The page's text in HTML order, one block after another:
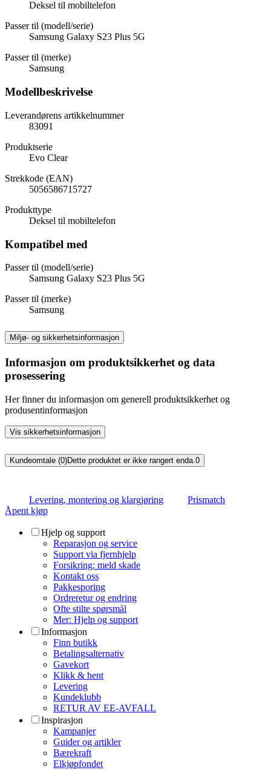
Deksel til mobiltelefon
Passer til (modell/serie)
Samsung Galaxy S23 Plus 5G
Passer til (merke)
Samsung
Modellbeskrivelse
Leverandørens artikkelnummer
83091
Produktserie
Evo Clear
Strekkode (EAN)
5056586715727
Produkttype
Deksel til mobiltelefon
Kompatibel med
Passer til (modell/serie)
Samsung Galaxy S23 Plus 5G
Passer til (merke)
Samsung
Miljø- og sikkerhetsinformasjon
Informasjon om produktsikkerhet og data
prosessering
Her finner du informasjon om generell produktsikkerhet og
produsentinformasjon
Vis sikkerhetsinformasjon
Kundeomtale (0)Dette produktet er ikke rangert enda. 0
Levering, montering og klargjøring
Prismatch
Åpent kjøp
Hjelp og support
Reparasjon og service
Support via fjernhjelp
Forsikring: meld skade
Kontakt oss
Pakkesporing
Ordreretur og endring
Ofte stilte spørsmål
Mer: Hjelp og support
Informasjon
Finn butikk
Betalingsalternativ
Gavekort
Klikk & hent
Levering
Kundeklubb
RETUR AV EE-AVFALL
Inspirasjon
Kampanjer
Guider og artikler
Bærekraft
Elkjøpfondet